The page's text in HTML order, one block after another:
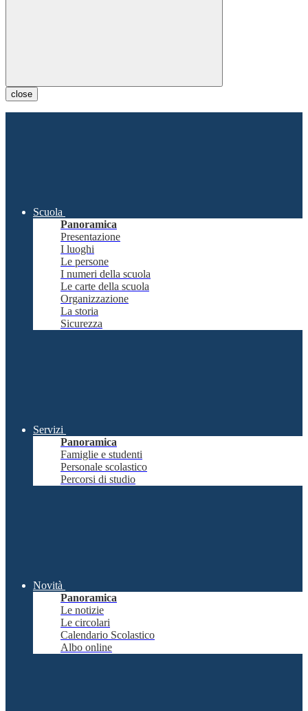
close
Scuola
Panoramica
Presentazione
I luoghi
Le persone
I numeri della scuola
Le carte della scuola
Organizzazione
La storia
Sicurezza
Servizi
Panoramica
Famiglie e studenti
Personale scolastico
Percorsi di studio
Novità
Panoramica
Le notizie
Le circolari
Calendario Scolastico
Albo online